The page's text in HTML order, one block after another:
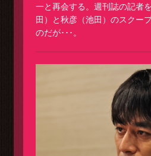
一と再会する。週刊誌の記者
田）と秋彦（池田）のスクー
のだが･･･。